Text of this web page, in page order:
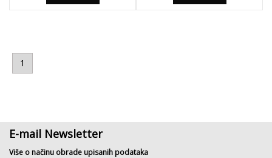
1
E-mail Newsletter
Više o načinu obrade upisanih podataka